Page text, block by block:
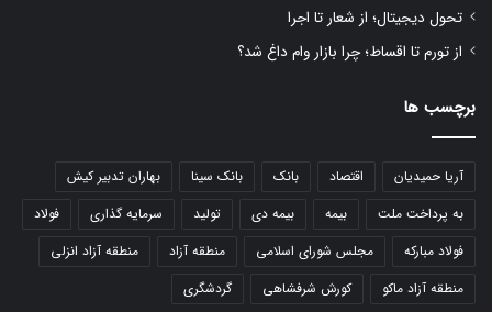
تحول دیجیتال؛ از شعار تا اجرا
از تورم تا اقساط؛ چرا بازار وام داغ شد؟
برچسب ها
آریا حمیدیان اقتصاد بانک بانک سینا
بهاران تدبیر کیش
به پرداخت ملت
بیمه بیمه دی تولید سرمایه گذاری
فولاد
فولاد مبارکه
مجلس شورای اسلامی منطقه آزاد
منطقه آزاد انزلی
منطقه آزاد ماکو
کورش شرفشاهی گردشگری